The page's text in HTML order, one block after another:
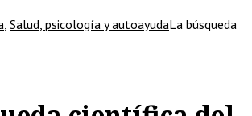
Salud, psicología y autoayudaLa búsqueda